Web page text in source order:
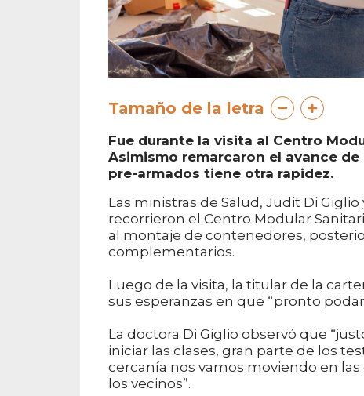
Tamaño de la letra
Fue durante la visita al Centro
Asimismo remarcaron el avance
pre-armados tiene otra rapidez.
Las ministras de Salud, Judit Di
recorrieron el Centro Modular
al montaje de contenedores,
complementarios.
Luego de la visita, la titular de la
sus esperanzas en que “pronto
La doctora Di Giglio observó que
iniciar las clases, gran parte de los
cercanía nos vamos moviendo en
los vecinos”.